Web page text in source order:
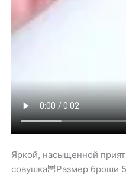
Яркой, насыщенной
совушка🦉Размер броши